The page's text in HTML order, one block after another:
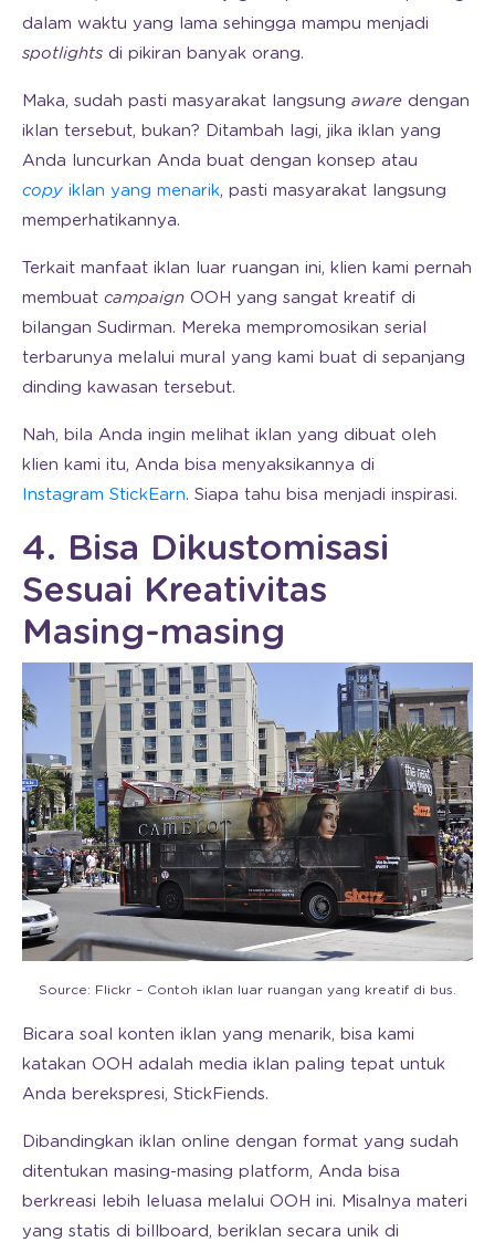
dalam waktu yang lama sehingga mampu menjadi
spotlights di pikiran banyak orang.
Maka, sudah pasti masyarakat langsung aware dengan
iklan tersebut, bukan? Ditambah lagi, jika iklan yang
Anda luncurkan Anda buat dengan konsep atau
copy iklan yang menarik, pasti masyarakat langsung
memperhatikannya.
Terkait manfaat iklan luar ruangan ini, klien kami pernah
membuat campaign OOH yang sangat kreatif di
bilangan Sudirman. Mereka mempromosikan serial
terbarunya melalui mural yang kami buat di sepanjang
dinding kawasan tersebut.
Nah, bila Anda ingin melihat iklan yang dibuat oleh
klien kami itu, Anda bisa menyaksikannya di
Instagram StickEarn. Siapa tahu bisa menjadi inspirasi.
4. Bisa Dikustomisasi
Sesuai Kreativitas
Masing-masing
Source: Flickr – Contoh iklan luar ruangan yang kreatif di bus.
Bicara soal konten iklan yang menarik, bisa kami
katakan OOH adalah media iklan paling tepat untuk
Anda berekspresi, StickFiends.
Dibandingkan iklan online dengan format yang sudah
ditentukan masing-masing platform, Anda bisa
berkreasi lebih leluasa melalui OOH ini. Misalnya materi
yang statis di billboard, beriklan secara unik di